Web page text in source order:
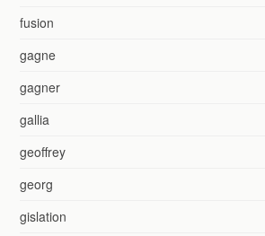
fusion
gagne
gagner
gallia
geoffrey
georg
gislation